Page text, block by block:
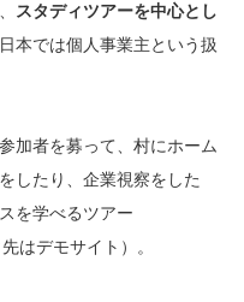
スタディツアーを中心とし
本では個人事業主という扱
加者を募って、村にホーム
したり、企業視察をした
を学べるツアー
はデモサイト）。